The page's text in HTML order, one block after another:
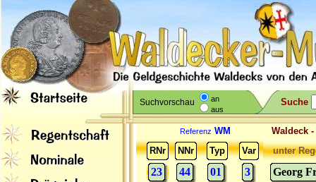
Suchvorschau
an
aus
Suche
Referenz WM
RNr
NNr Typ Var
23 44 01 3
unter
Georg